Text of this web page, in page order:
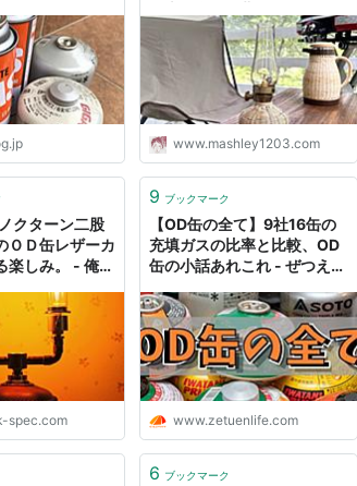
チュリーの家づくり
www.mashley1203.com
クターン二股
ＯＤ缶レザーカ
楽しみ。 - 俺は
spec.com
9 ブックマーク
【OD缶の全て】9社16缶の
充填ガスの比率と比較、OD
缶の小話あれこれ - ぜつえん
www.zetuenlife.com
6 ブックマーク